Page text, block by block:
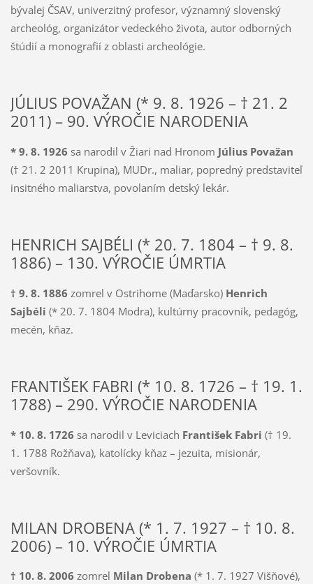
bývalej ČSAV, univerzitný profesor, významný slovenský
archeológ, organizátor vedeckého života, autor odborných
štúdií a monografií z oblasti archeológie.
JÚLIUS POVAŽAN (* 9. 8. 1926 – † 21. 2
2011) – 90. VÝROČIE NARODENIA
* 9. 8. 1926 sa narodil v Žiari nad Hronom Július Považan
(† 21. 2 2011 Krupina), MUDr., maliar, popredný predstaviteľ
insitného maliarstva, povolaním detský lekár.
HENRICH SAJBÉLI (* 20. 7. 1804 – † 9. 8.
1886) – 130. VÝROČIE ÚMRTIA
† 9. 8. 1886 zomrel v Ostrihome (Maďarsko) Henrich
Sajbéli (* 20. 7. 1804 Modra), kultúrny pracovník, pedagóg,
mecén, kňaz.
FRANTIŠEK FABRI (* 10. 8. 1726 – † 19. 1.
1788) – 290. VÝROČIE NARODENIA
* 10. 8. 1726 sa narodil v Leviciach František Fabri († 19.
1. 1788 Rožňava), katolícky kňaz – jezuita, misionár,
veršovník.
MILAN DROBENA (* 1. 7. 1927 – † 10. 8.
2006) – 10. VÝROČIE ÚMRTIA
† 10. 8. 2006 zomrel Milan Drobena (* 1. 7. 1927 Višňové),